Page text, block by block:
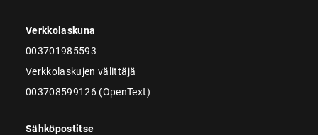
Verkkolaskuna
003701985593
Verkkolaskujen välittäjä
003708599126 (OpenText)
Sähköpostitse